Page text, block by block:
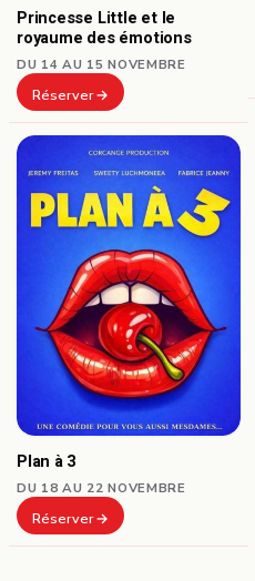
Princesse Little et le
royaume des émotions
DU 14 AU 15 NOVEMBRE
Réserver
Plan à 3
DU 18 AU 22 NOVEMBRE
Réserver